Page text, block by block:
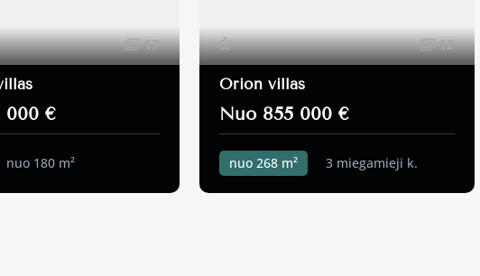
17
000 €
nuo 180 m²
12
Orion villas
Nuo 855 000 €
nuo 268 m²
3 miegamieji k.